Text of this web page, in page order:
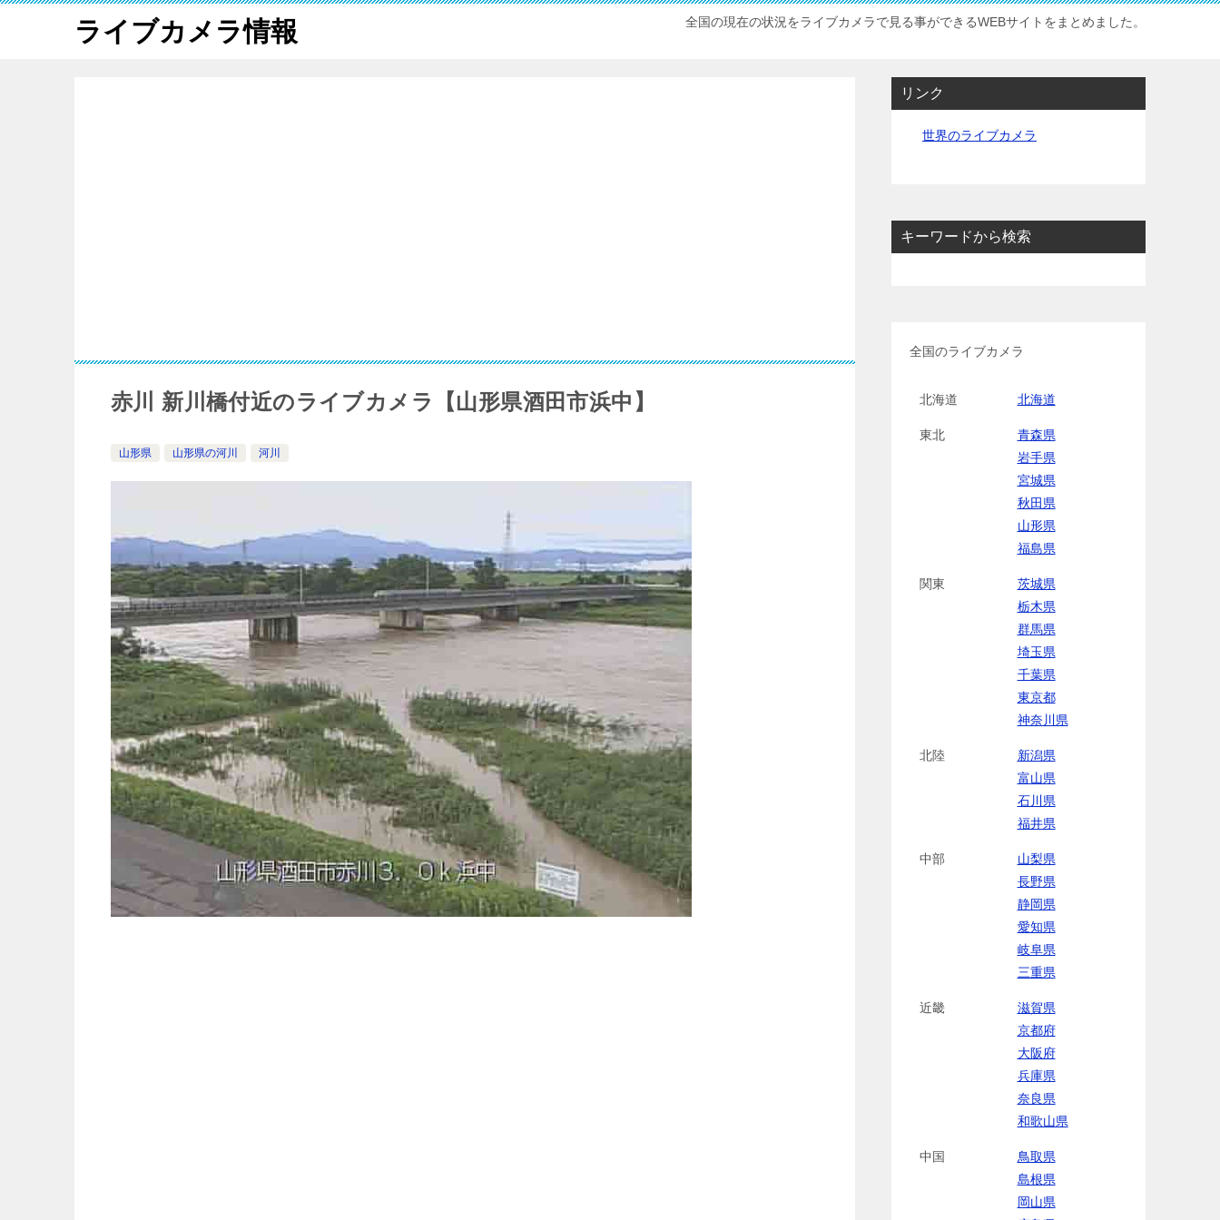
ライブカメラ情報 全国の現在の状況をライブカメラで見る事ができるWEBサイトをまとめました。
赤川 新川橋付近のライブカメラ【山形県酒田市浜中】
山形県 山形県の河川 河川
リンク
世界のライブカメラ
キーワードから検索
全国のライブカメラ
北海道 北海道
東北
青森県
岩手県
宮城県
秋田県
山形県
福島県
関東
茨城県
栃木県
群馬県
埼玉県
千葉県
東京都
神奈川県
北陸
新潟県
富山県
石川県
福井県
中部
山梨県
長野県
静岡県
愛知県
岐阜県
三重県
近畿
滋賀県
京都府
大阪府
兵庫県
奈良県
和歌山県
中国
鳥取県
島根県
岡山県